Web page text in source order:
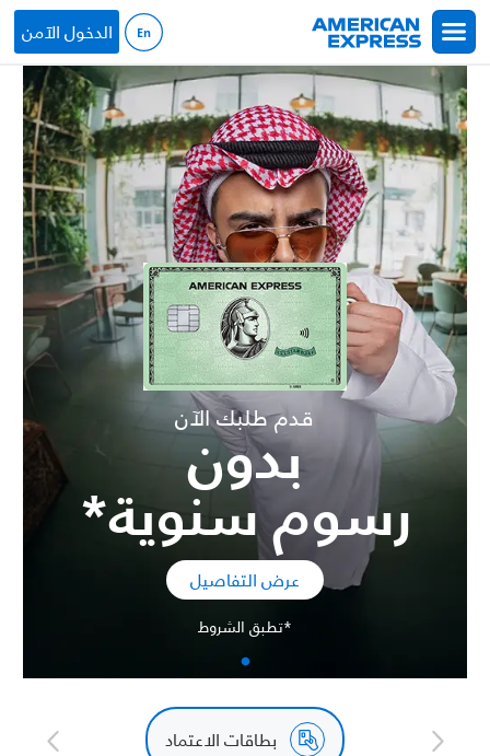
تجاوز إلى المحتوى الرئيسي
الدخول الآمن
قدم طلبك الآن
بدون
رسوم سنوية*
عرض التفاصيل
*تطبق الشروط
بطاقات الاعتماد